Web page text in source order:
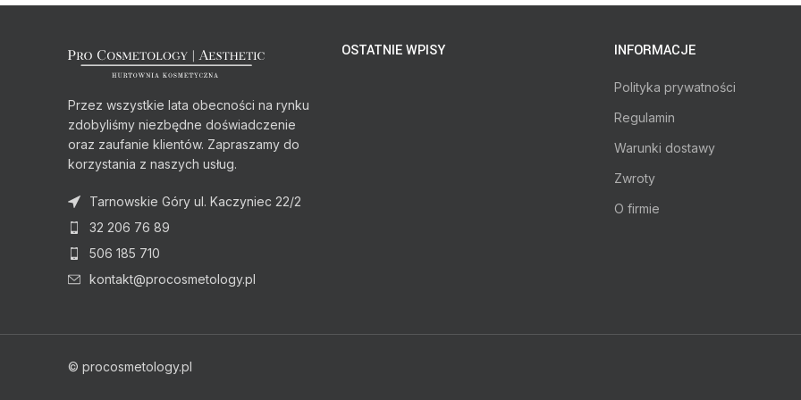
Przez wszystkie lata obecności na rynku
zdobyliśmy niezbędne doświadczenie
oraz zaufanie klientów. Zapraszamy do
korzystania z naszych usług.
Tarnowskie Góry ul. Kaczyniec 22/2
32 206 76 89
506 185 710
kontakt@procosmetology.pl
OSTATNIE WPISY INFORMACJE
Polityka prywatności
Regulamin
Warunki dostawy
Zwroty
O firmie
© procosmetology.pl